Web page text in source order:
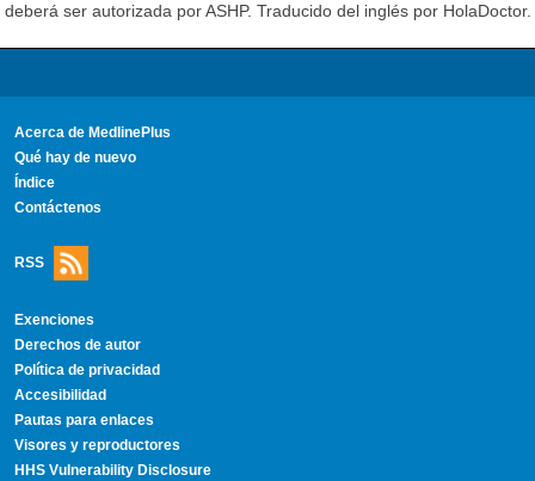
deberá ser autorizada por ASHP. Traducido del inglés por HolaDoctor.
Acerca de MedlinePlus
Qué hay de nuevo
Índice
Contáctenos
RSS
Exenciones
Derechos de autor
Política de privacidad
Accesibilidad
Pautas para enlaces
Visores y reproductores
HHS Vulnerability Disclosure